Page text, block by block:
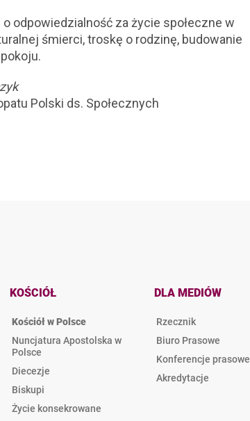
odpowiedzialność za życie społeczne w
śmierci, troskę o rodzinę, budowanie
Polski ds. Społecznych
KOŚCIÓŁ
Kościół w Polsce
Nuncjatura Apostolska w
Polsce
Diecezje
Biskupi
Życie konsekrowane
DLA MEDIÓW
Rzecznik
Biuro Prasowe
Konferencje prasowe
Akredytacje